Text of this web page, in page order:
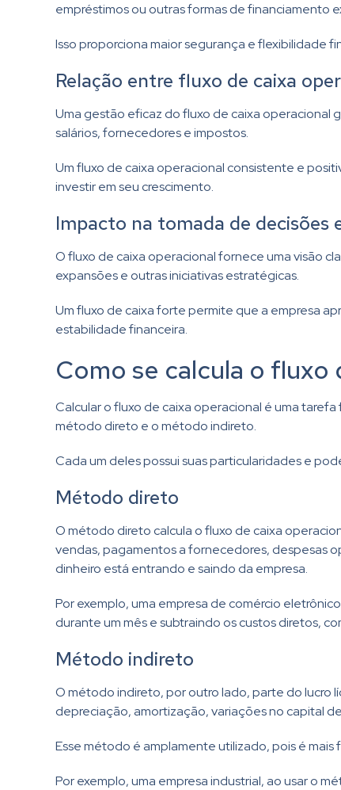
empréstimos ou outras formas de financiamento
Isso proporciona maior segurança e flexibilidade
Relação entre fluxo de caixa
Uma gestão eficaz do fluxo de caixa operacional
salários, fornecedores e impostos.
Um fluxo de caixa operacional consistente e
investir em seu crescimento.
Impacto na tomada de decisões
O fluxo de caixa operacional fornece uma visão
expansões e outras iniciativas estratégicas.
Um fluxo de caixa forte permite que a empresa
estabilidade financeira.
Como se calcula o fluxo
Calcular o fluxo de caixa operacional é uma
método direto e o método indireto.
Cada um deles possui suas particularidades e
Método direto
O método direto calcula o fluxo de caixa
vendas, pagamentos a fornecedores, despesas
dinheiro está entrando e saindo da empresa.
Por exemplo, uma empresa de comércio
durante um mês e subtraindo os custos diretos,
Método indireto
O método indireto, por outro lado, parte do lucro
depreciação, amortização, variações no capital
Esse método é amplamente utilizado, pois é
Por exemplo, uma empresa industrial, ao usar o